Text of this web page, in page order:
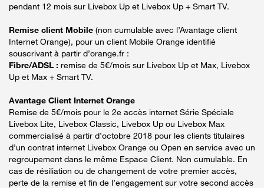
pendant 12 mois sur Livebox Up et Livebox Up + Smart TV.
Remise client Mobile (non cumulable avec l’Avantage client
Internet Orange), pour un client Mobile Orange identifié
souscrivant à partir d’orange.fr :
Fibre/ADSL : remise de 5€/mois sur Livebox Up et Max, Livebox
Up et Max + Smart TV.
Avantage Client Internet Orange
Remise de 5€/mois pour le 2e accès internet Série Spéciale
Livebox Lite, Livebox Classic, Livebox Up ou Livebox Max
commercialisé à partir d’octobre 2018 pour les clients titulaires
d’un contrat internet Livebox Orange ou Open en service avec un
regroupement dans le même Espace Client. Non cumulable. En
cas de résiliation ou de changement de votre premier accès,
perte de la remise et fin de l’engagement sur votre second accès